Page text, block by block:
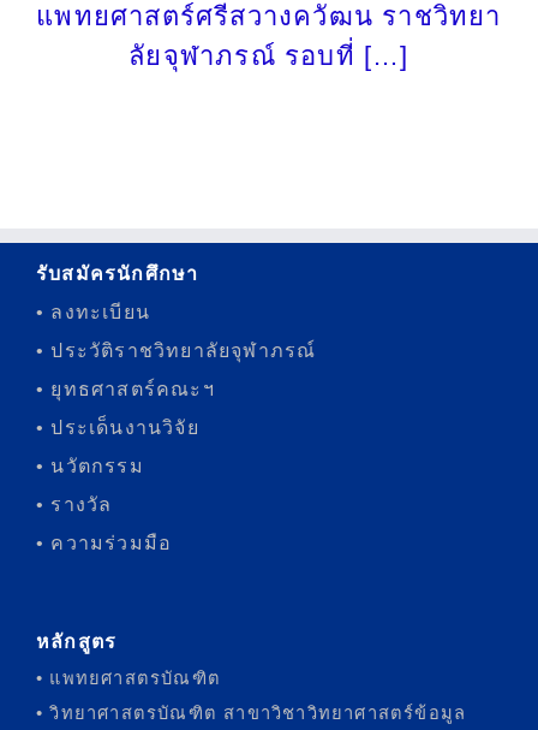
แพทยศาสตร์ศรีสวางควัฒน ราชวิทยา
ลัยจุฬาภรณ์ รอบที่ […]
รับสมัครนักศึกษา
• ลงทะเบียน
• ประวัติราชวิทยาลัยจุฬาภรณ์
• ยุทธศาสตร์คณะฯ
• ประเด็นงานวิจัย
• นวัตกรรม
• รางวัล
• ความร่วมมือ
หลักสูตร
• แพทยศาสตรบัณฑิต
• วิทยาศาสตรบัณฑิต สาขาวิชาวิทยาศาสตร์ข้อมูล